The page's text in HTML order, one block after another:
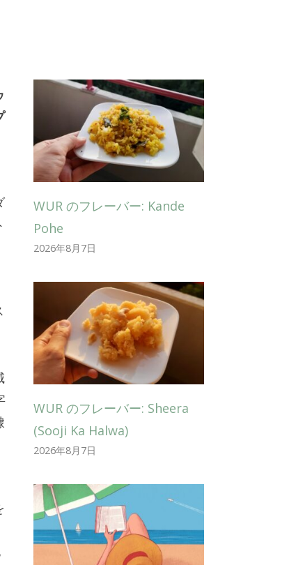
WUR のフレーバー: Kande
Pohe
2026年8月7日
WUR のフレーバー: Sheera
(Sooji Ka Halwa)
2026年8月7日